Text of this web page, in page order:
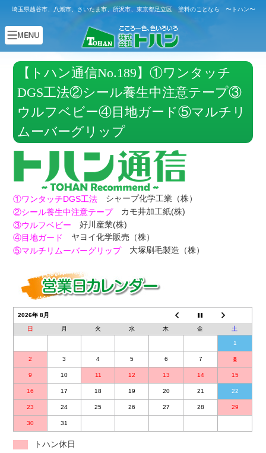
埼玉県越谷市、八潮市、さいたま市、所沢市、東京都足立区 塗料のことなら 〜トハン〜
【トハン通信No.189】①ワンタッチ
DGS工法②シール養生中注意テープ③
ウルフベビー④目地ガード⑤マルチリ
ムーバーグリップ
①ワンタッチDGS工法
シャープ化学工業（株）
②シール養生中注意テープ カモ井加工紙(株)
③ウルフベビー好川産業(株)
④目地ガード ヤヨイ化学販売（株）
⑤マルチリムーバーグリップ 大塚刷毛製造（株）
2026年 8月
日 月 火 水 木 金 土
1
2 3 4 5 6 7 8
9 10 11 12 13 14 15
16 17 18 19 20 21 22
23 24 25 26 27 28 29
30 31
トハン休日